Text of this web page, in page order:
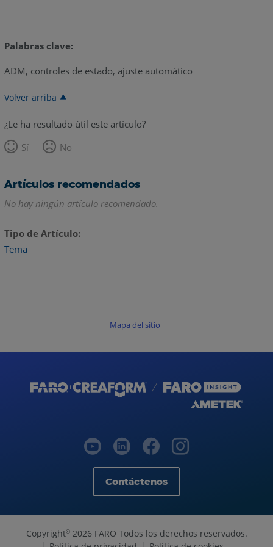
Palabras clave:
ADM, controles de estado, ajuste automático
Volver arriba
¿Le ha resultado útil este artículo?
Sí
No
Artículos recomendados
No hay ningún artículo recomendado.
Tipo de Artículo
Tema
Mapa del sitio
Contáctenos
Copyright©2026 FARO Todos los derechos reservados.